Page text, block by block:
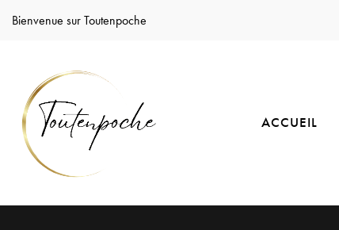
Bienvenue sur Toutenpoche
ACCUEIL